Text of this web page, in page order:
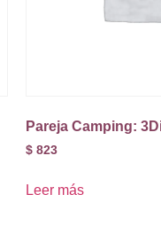
Pareja Camping:
$ 823
Leer más